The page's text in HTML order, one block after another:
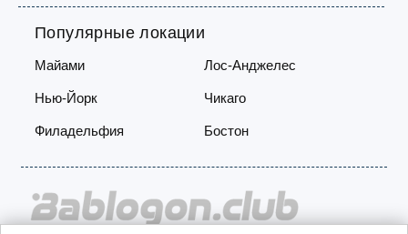
Популярные локации
Майами Лос-Анджелес
Нью-Йорк Чикаго
Филадельфия Бостон